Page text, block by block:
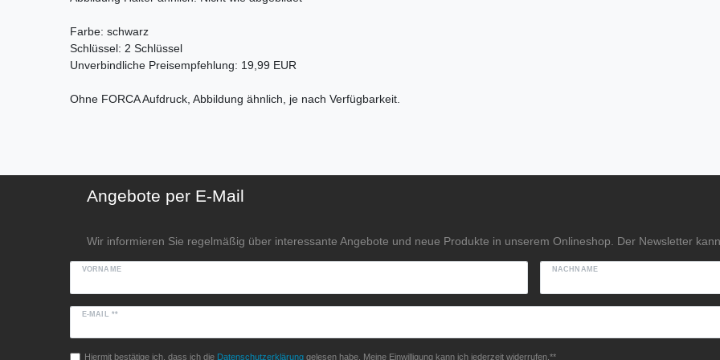
Farbe: schwarz
Schlüssel: 2 Schlüssel
Unverbindliche Preisempfehlung: 19,99 EUR
Ohne FORCA Aufdruck, Abbildung ähnlich, je nach Verfügbarkeit.
Angebote per E-Mail
Wir informieren Sie regelmäßig über interessante Angebote und neue Produkte in unserem Onlineshop. Der Newsletter
VORNAME NACHNAME
E-MAIL **
Hiermit bestätige ich, dass ich die Daten­schutz­erklärunggelesen habe. Meine Einwilligung kann ich jederzeit widerrufen.**